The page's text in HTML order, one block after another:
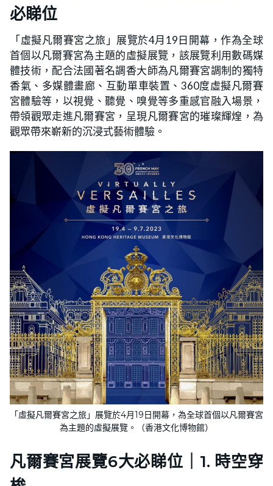
必睇位
「虛擬凡爾賽宮之旅」展覽於4月19日開幕，作為全球
首個以凡爾賽宮為主題的虛擬展覽，該展覽利用數碼媒
體技術，配合法國著名調香大師為凡爾賽宮調制的獨特
香氣、多媒體畫廊、互動單車裝置、360度虛擬凡爾賽
宮體驗等，以視覺、聽覺、嗅覺等多重感官融入場景，
帶領觀眾走進凡爾賽宮，呈現凡爾賽宮的璀璨輝煌，為
觀眾帶來嶄新的沉浸式藝術體驗。
「虛擬凡爾賽宮之旅」展覽於4月19日開幕，為全球首個以凡爾賽宮
為主題的虛擬展覽。（香港文化博物館）
凡爾賽宮展覽6大必睇位｜1. 時空穿